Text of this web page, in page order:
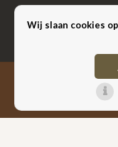
Mijn account
© Copyright 2026 Hilten
Wij slaan cookies